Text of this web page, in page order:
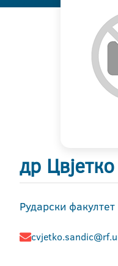
др
Рударски факултет